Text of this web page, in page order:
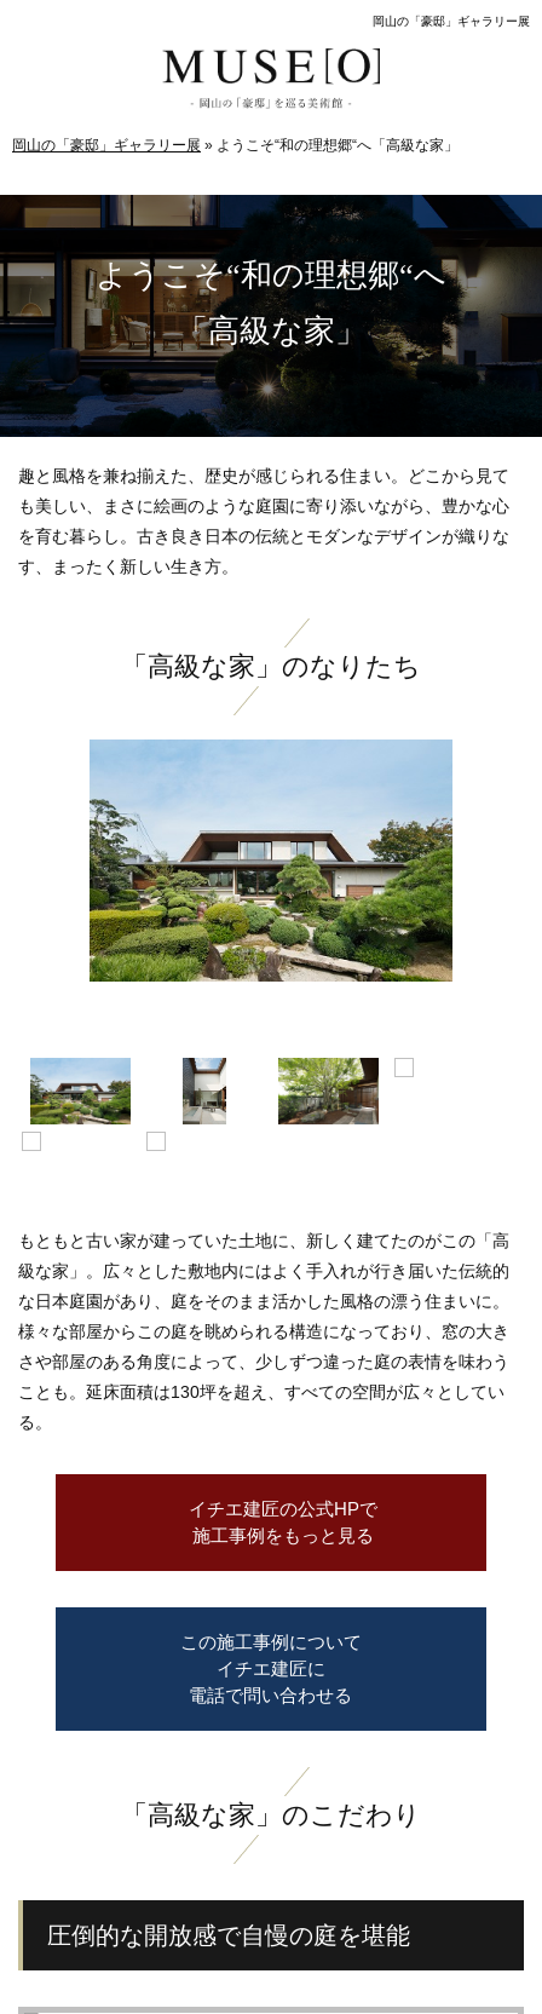
岡山の「豪邸」ギャラリー展
岡山の「豪邸」ギャラリー展 » ようこそ“和の理想郷“へ「高級な家」
ようこそ“和の理想郷“へ
「高級な家」
趣と風格を兼ね揃えた、歴史が感じられる住まい。どこから見て
も美しい、まさに絵画のような庭園に寄り添いながら、豊かな心
を育む暮らし。古き良き日本の伝統とモダンなデザインが織りな
す、まったく新しい生き方。
「高級な家」のなりたち
もともと古い家が建っていた土地に、新しく建てたのがこの「高
級な家」。広々とした敷地内にはよく手入れが行き届いた伝統的
な日本庭園があり、庭をそのまま活かした風格の漂う住まいに。
様々な部屋からこの庭を眺められる構造になっており、窓の大き
さや部屋のある角度によって、少しずつ違った庭の表情を味わう
ことも。延床面積は130坪を超え、すべての空間が広々としてい
る。
イチエ建匠の公式HPで
施工事例をもっと見る
この施工事例について
イチエ建匠に
電話で問い合わせる
「高級な家」のこだわり
圧倒的な開放感で自慢の庭を堪能